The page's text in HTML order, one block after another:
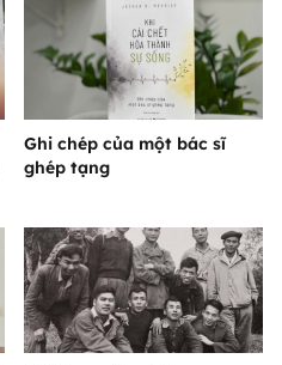
Ghi chép của một bác sĩ
ghép tạng